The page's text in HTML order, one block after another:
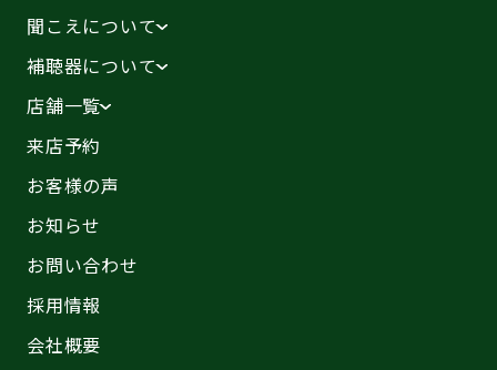
聞こえについて
補聴器について
店舗一覧
来店予約
お客様の声
お知らせ
お問い合わせ
採用情報
会社概要